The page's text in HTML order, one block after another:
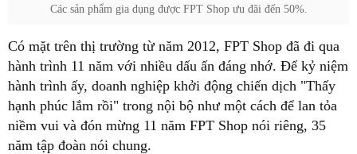
Các sản phẩm gia dụng được FPT Shop ưu đãi đến 50%.
Có mặt trên thị trường từ năm 2012, FPT Shop đã đi qua
hành trình 11 năm với nhiều dấu ấn đáng nhớ. Để kỷ niệm
hành trình ấy, doanh nghiệp khởi động chiến dịch "Thấy
hạnh phúc lắm rồi" trong nội bộ như một cách để lan tỏa
niềm vui và đón mừng 11 năm FPT Shop nói riêng, 35
năm tập đoàn nói chung.